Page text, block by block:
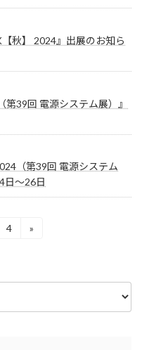
【秋】 2024』出展のお知ら
39回 電源システム展）』
（第39回 電源システム
～26日
固
ジ
4 »